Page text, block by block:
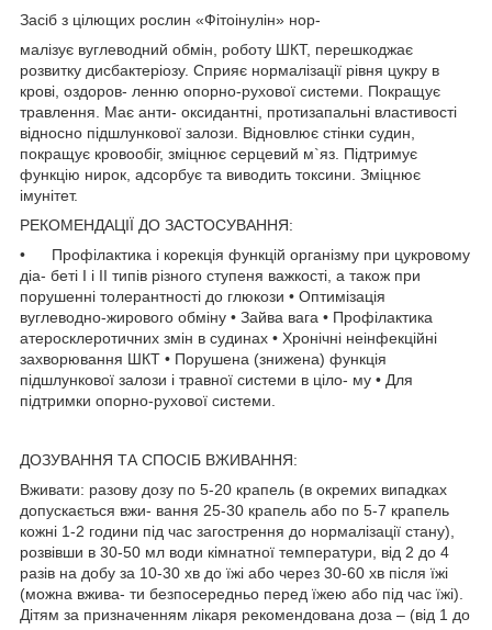
Засіб з цілющих рослин «Фітоінулін» нор-
малізує вуглеводний обмін, роботу ШКТ, перешкоджає
розвитку дисбактеріозу. Сприяє нормалізації рівня цукру в
крові, оздоров- ленню опорно-рухової системи. Покращує
травлення. Має анти- оксидантні, протизапальні властивості
відносно підшлункової залози. Відновлює стінки судин,
покращує кровообіг, зміцнює серцевий м`яз. Підтримує
функцію нирок, адсорбує та виводить токсини. Зміцнює
імунітет.
РЕКОМЕНДАЦІЇ ДО ЗАСТОСУВАННЯ:
• Профілактика і корекція функцій організму при цукровому
діа- беті І і ІІ типів різного ступеня важкості, а також при
порушенні толерантності до глюкози • Оптимізація
вуглеводно-жирового обміну • Зайва вага • Профілактика
атеросклеротичних змін в судинах • Хронічні неінфекційні
захворювання ШКТ • Порушена (знижена) функція
підшлункової залози і травної системи в ціло- му • Для
підтримки опорно-рухової системи.
ДОЗУВАННЯ ТА СПОСІБ ВЖИВАННЯ:
Вживати: разову дозу по 5-20 крапель (в окремих випадках
допускається вжи- вання 25-30 крапель або по 5-7 крапель
кожні 1-2 години під час загострення до нормалізації стану),
розвівши в 30-50 мл води кімнатної температури, від 2 до 4
разів на добу за 10-30 хв до їжі або через 30-60 хв після їжі
(можна вжива- ти безпосередньо перед їжею або під час їжі).
Дітям за призначенням лікаря рекомендована доза – (від 1 до